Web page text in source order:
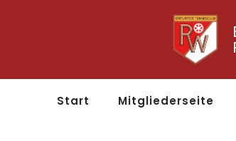
Start Mitgliederseite